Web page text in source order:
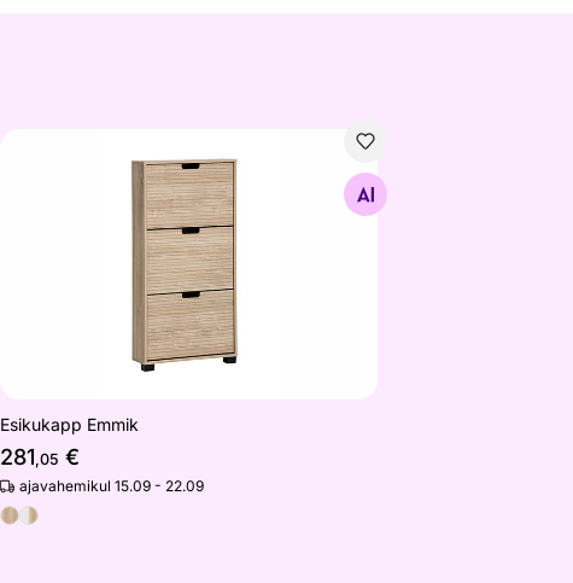
Esikukapp Emmik
281,05 €
ajavahemikul 15.09 - 22.09